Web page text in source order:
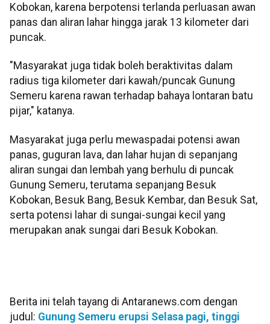
Kobokan, karena berpotensi terlanda perluasan awan
panas dan aliran lahar hingga jarak 13 kilometer dari
puncak.
"Masyarakat juga tidak boleh beraktivitas dalam
radius tiga kilometer dari kawah/puncak Gunung
Semeru karena rawan terhadap bahaya lontaran batu
pijar," katanya.
Masyarakat juga perlu mewaspadai potensi awan
panas, guguran lava, dan lahar hujan di sepanjang
aliran sungai dan lembah yang berhulu di puncak
Gunung Semeru, terutama sepanjang Besuk
Kobokan, Besuk Bang, Besuk Kembar, dan Besuk Sat,
serta potensi lahar di sungai-sungai kecil yang
merupakan anak sungai dari Besuk Kobokan.
Berita ini telah tayang di Antaranews.com dengan
judul: Gunung Semeru erupsi Selasa pagi, tinggi